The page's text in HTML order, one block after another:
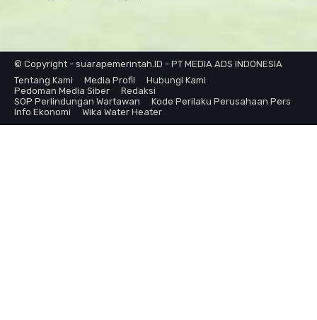
© Copyright - suarapemerintah.ID - PT MEDIA ADS INDONESIA
Tentang Kami
Media Profil
Hubungi Kami
Pedoman Media Siber
Redaksi
SOP Perlindungan Wartawan
Kode Perilaku Perusahaan Pers
Info Ekonomi
Wika Water Heater